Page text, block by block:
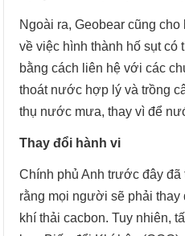
Ngoài ra, Geobear cũng
về việc hình thành hố sụt có
bằng cách liên hệ với các
thoát nước hợp lý và trồng
thụ nước mưa, thay vì để
Thay đổi hành vi
Chính phủ Anh trước đây
rằng mọi người sẽ phải
khí thải cacbon. Tuy nhiên,